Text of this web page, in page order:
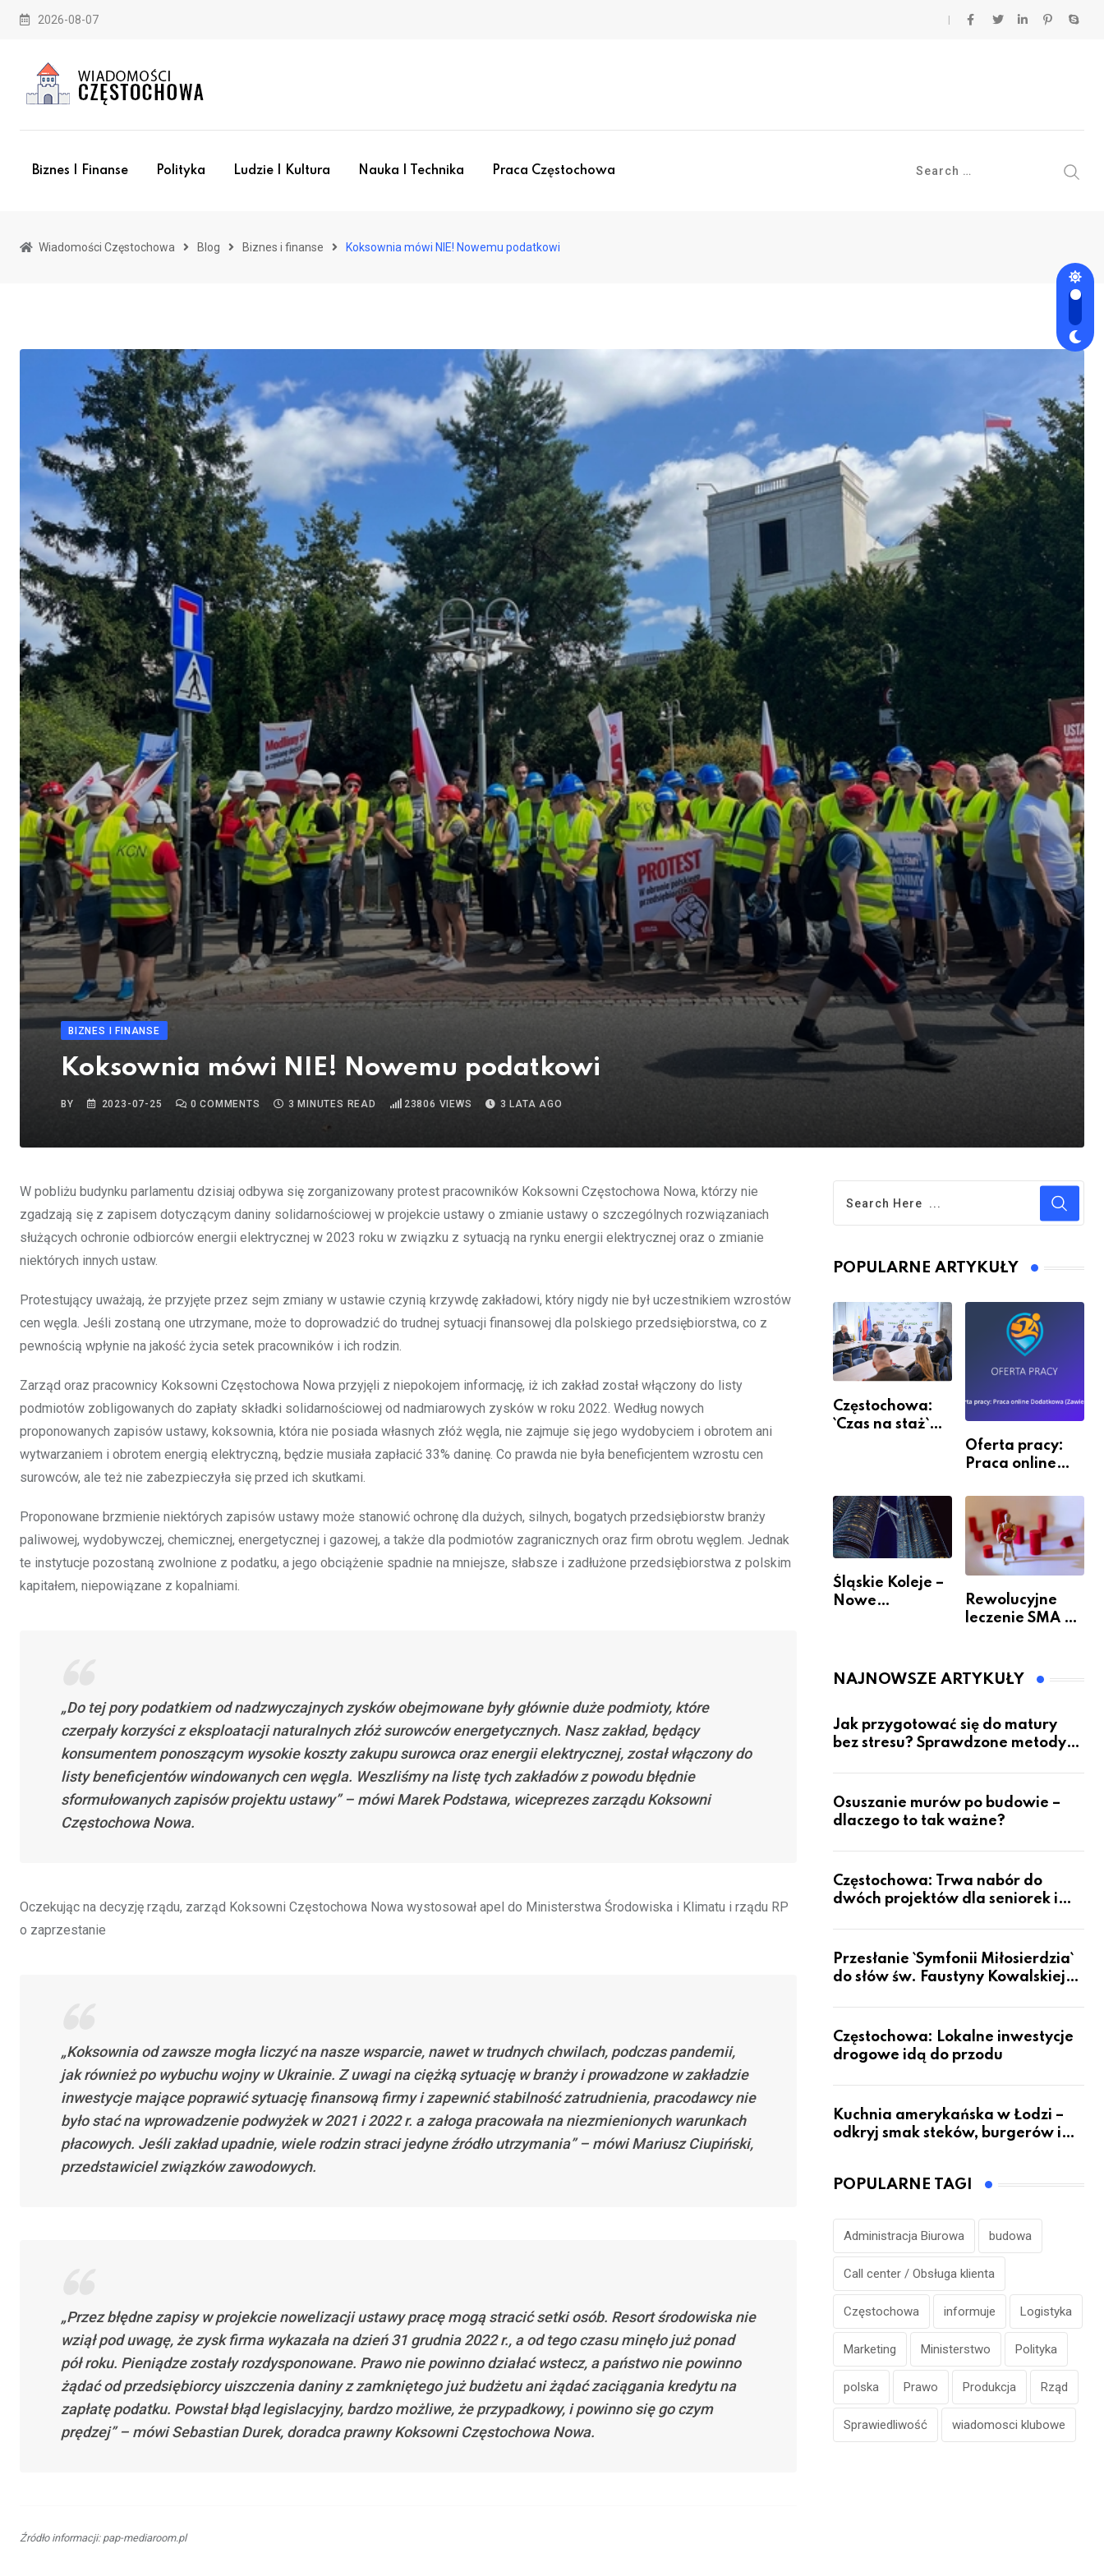
Skip
2026-08-07
Biznes I Finanse Polityka Ludzie I Kultura Nauka I Technika Praca Częstochowa
Wiadomości Częstochowa Blog Biznes i finanse Koksownia mówi NIE! Nowemu podatkowi
BIZNES I FINANSE
Koksownia mówi NIE! Nowemu podatkowi
BY 2023-07-25 0 COMMENTS 3 MINUTES READ 23806 VIEWS 3 LATA AGO
W pobliżu budynku parlamentu dzisiaj odbywa się zorganizowany protest pracowników Koksowni Częstochowa Nowa, którzy nie
zgadzają się z zapisem dotyczącym daniny solidarnościowej w projekcie ustawy o zmianie ustawy o szczególnych rozwiązaniach
służących ochronie odbiorców energii elektrycznej w 2023 roku w związku z sytuacją na rynku energii elektrycznej oraz o zmianie
niektórych innych ustaw.
Protestujący uważają, że przyjęte przez sejm zmiany w ustawie czynią krzywdę zakładowi, który nigdy nie był uczestnikiem wzrostów
cen węgla. Jeśli zostaną one utrzymane, może to doprowadzić do trudnej sytuacji finansowej dla polskiego przedsiębiorstwa, co z
pewnością wpłynie na jakość życia setek pracowników i ich rodzin.
Zarząd oraz pracownicy Koksowni Częstochowa Nowa przyjęli z niepokojem informację, iż ich zakład został włączony do listy
podmiotów zobligowanych do zapłaty składki solidarnościowej od nadmiarowych zysków w roku 2022. Według nowych
proponowanych zapisów ustawy, koksownia, która nie posiada własnych złóż węgla, nie zajmuje się jego wydobyciem i obrotem ani
wytwarzaniem i obrotem energią elektryczną, będzie musiała zapłacić 33% daninę. Co prawda nie była beneficjentem wzrostu cen
surowców, ale też nie zabezpieczyła się przed ich skutkami.
Proponowane brzmienie niektórych zapisów ustawy może stanowić ochronę dla dużych, silnych, bogatych przedsiębiorstw branży
paliwowej, wydobywczej, chemicznej, energetycznej i gazowej, a także dla podmiotów zagranicznych oraz firm obrotu węglem. Jednak
te instytucje pozostaną zwolnione z podatku, a jego obciążenie spadnie na mniejsze, słabsze i zadłużone przedsiębiorstwa z polskim
kapitałem, niepowiązane z kopalniami.
„Do tej pory podatkiem od nadzwyczajnych zysków obejmowane były głównie duże podmioty, które
czerpały korzyści z eksploatacji naturalnych złóż surowców energetycznych. Nasz zakład, będący
konsumentem ponoszącym wysokie koszty zakupu surowca oraz energii elektrycznej, został włączony do
listy beneficjentów windowanych cen węgla. Weszliśmy na listę tych zakładów z powodu błędnie
sformułowanych zapisów projektu ustawy” – mówi Marek Podstawa, wiceprezes zarządu Koksowni
Częstochowa Nowa.
Oczekując na decyzję rządu, zarząd Koksowni Częstochowa Nowa wystosował apel do Ministerstwa Środowiska i Klimatu i rządu RP
o zaprzestanie
„Koksownia od zawsze mogła liczyć na nasze wsparcie, nawet w trudnych chwilach, podczas pandemii,
jak również po wybuchu wojny w Ukrainie. Z uwagi na ciężką sytuację w branży i prowadzone w zakładzie
inwestycje mające poprawić sytuację finansową firmy i zapewnić stabilność zatrudnienia, pracodawcy nie
było stać na wprowadzenie podwyżek w 2021 i 2022 r. a załoga pracowała na niezmienionych warunkach
płacowych. Jeśli zakład upadnie, wiele rodzin straci jedyne źródło utrzymania” – mówi Mariusz Ciupiński,
przedstawiciel związków zawodowych.
„Przez błędne zapisy w projekcie nowelizacji ustawy pracę mogą stracić setki osób. Resort środowiska nie
wziął pod uwagę, że zysk firma wykazała na dzień 31 grudnia 2022 r., a od tego czasu minęło już ponad
pół roku. Pieniądze zostały rozdysponowane. Prawo nie powinno działać wstecz, a państwo nie powinno
żądać od przedsiębiorcy uiszczenia daniny z zamkniętego już budżetu ani żądać zaciągania kredytu na
zapłatę podatku. Powstał błąd legislacyjny, bardzo możliwe, że przypadkowy, i powinno się go czym
prędzej” – mówi Sebastian Durek, doradca prawny Koksowni Częstochowa Nowa.
Źródło informacji: pap-mediaroom.pl
POPULARNE ARTYKUŁY
Częstochowa:
`Czas na staż`
Oferta pracy:
Praca online
(Zawiercie)
Śląskie Koleje –
Nowe
Rewolucyjne
leczenie SMA –
pacjentów?
NAJNOWSZE ARTYKUŁY
Jak przygotować się do matury
bez stresu? Sprawdzone metody
Osuszanie murów po budowie –
dlaczego to tak ważne?
Częstochowa: Trwa nabór do
dwóch projektów dla seniorek i
Przesłanie `Symfonii Miłosierdzia`
do słów św. Faustyny Kowalskiej
Częstochowa: Lokalne inwestycje
drogowe idą do przodu
Kuchnia amerykańska w Łodzi –
odkryj smak steków, burgerów i
POPULARNE TAGI
Administracja Biurowa budowa
Call center / Obsługa klienta
Częstochowa informuje Logistyka
Marketing Ministerstwo Polityka
polska Prawo Produkcja Rząd
Sprawiedliwość wiadomosci klubowe